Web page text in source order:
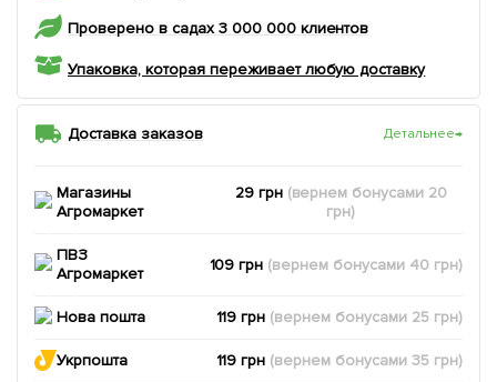
Проверено в садах 3 000 000 клиентов
Упаковка, которая переживает любую доставку
Доставка заказов Детальнее→
Магазины
Агромаркет
29 грн (вернем бонусами 20
грн)
ПВЗ
Агромаркет
109 грн (вернем бонусами 40 грн)
Нова пошта 119 грн (вернем бонусами 25 грн)
Укрпошта 119 грн (вернем бонусами35 грн)